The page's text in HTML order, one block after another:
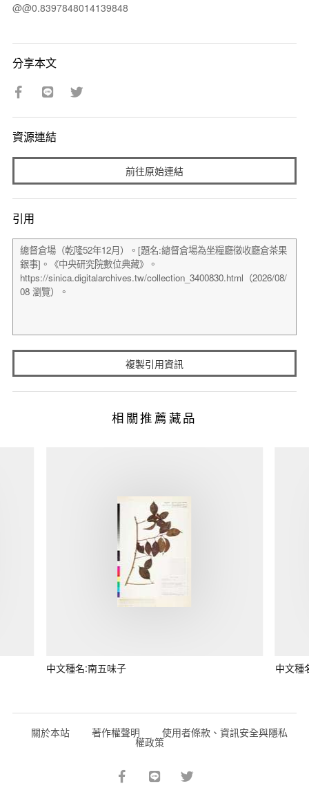
@@0.8397848014139848
分享本文
資源連結
前往原始連結
引用
複製引用資訊
相關推薦藏品
中文種名:南五味子 中文種
關於本站 著作權聲明 使用者條款、資訊安全與隱私
權政策